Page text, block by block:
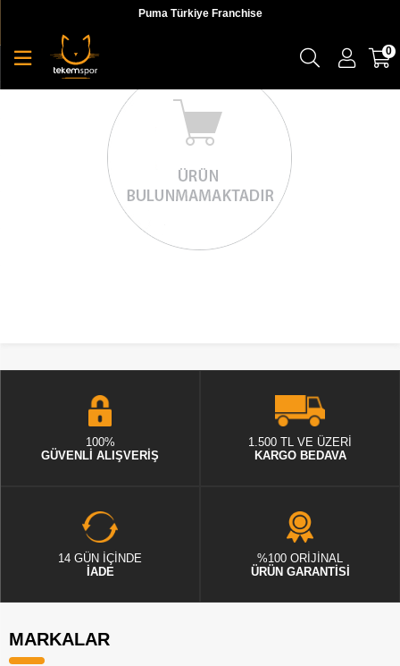
Puma Türkiye Franchise
0
100%
GÜVENLİ ALIŞVERİŞ
1.500 TL VE ÜZERİ
KARGO BEDAVA
14 GÜN İÇİNDE
İADE
%100 ORİJİNAL
ÜRÜN GARANTİSİ
MARKALAR